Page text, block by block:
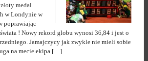
medal
w Londynie w
poprawiając
! Nowy rekord globu wynosi 36,84 i jest o
Jamajczycy jak zwykle nie mieli sobie
na mecie ekipa […]